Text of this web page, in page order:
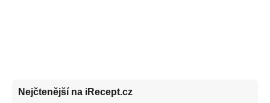
Nejčtenější na iRecept.cz